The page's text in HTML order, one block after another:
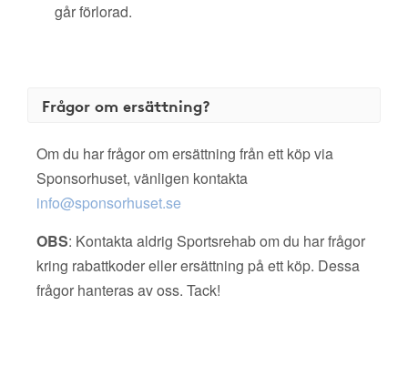
går förlorad.
Frågor om ersättning?
Om du har frågor om ersättning från ett köp via
Sponsorhuset, vänligen kontakta
info@sponsorhuset.se
OBS: Kontakta aldrig Sportsrehab om du har frågor
kring rabattkoder eller ersättning på ett köp. Dessa
frågor hanteras av oss. Tack!